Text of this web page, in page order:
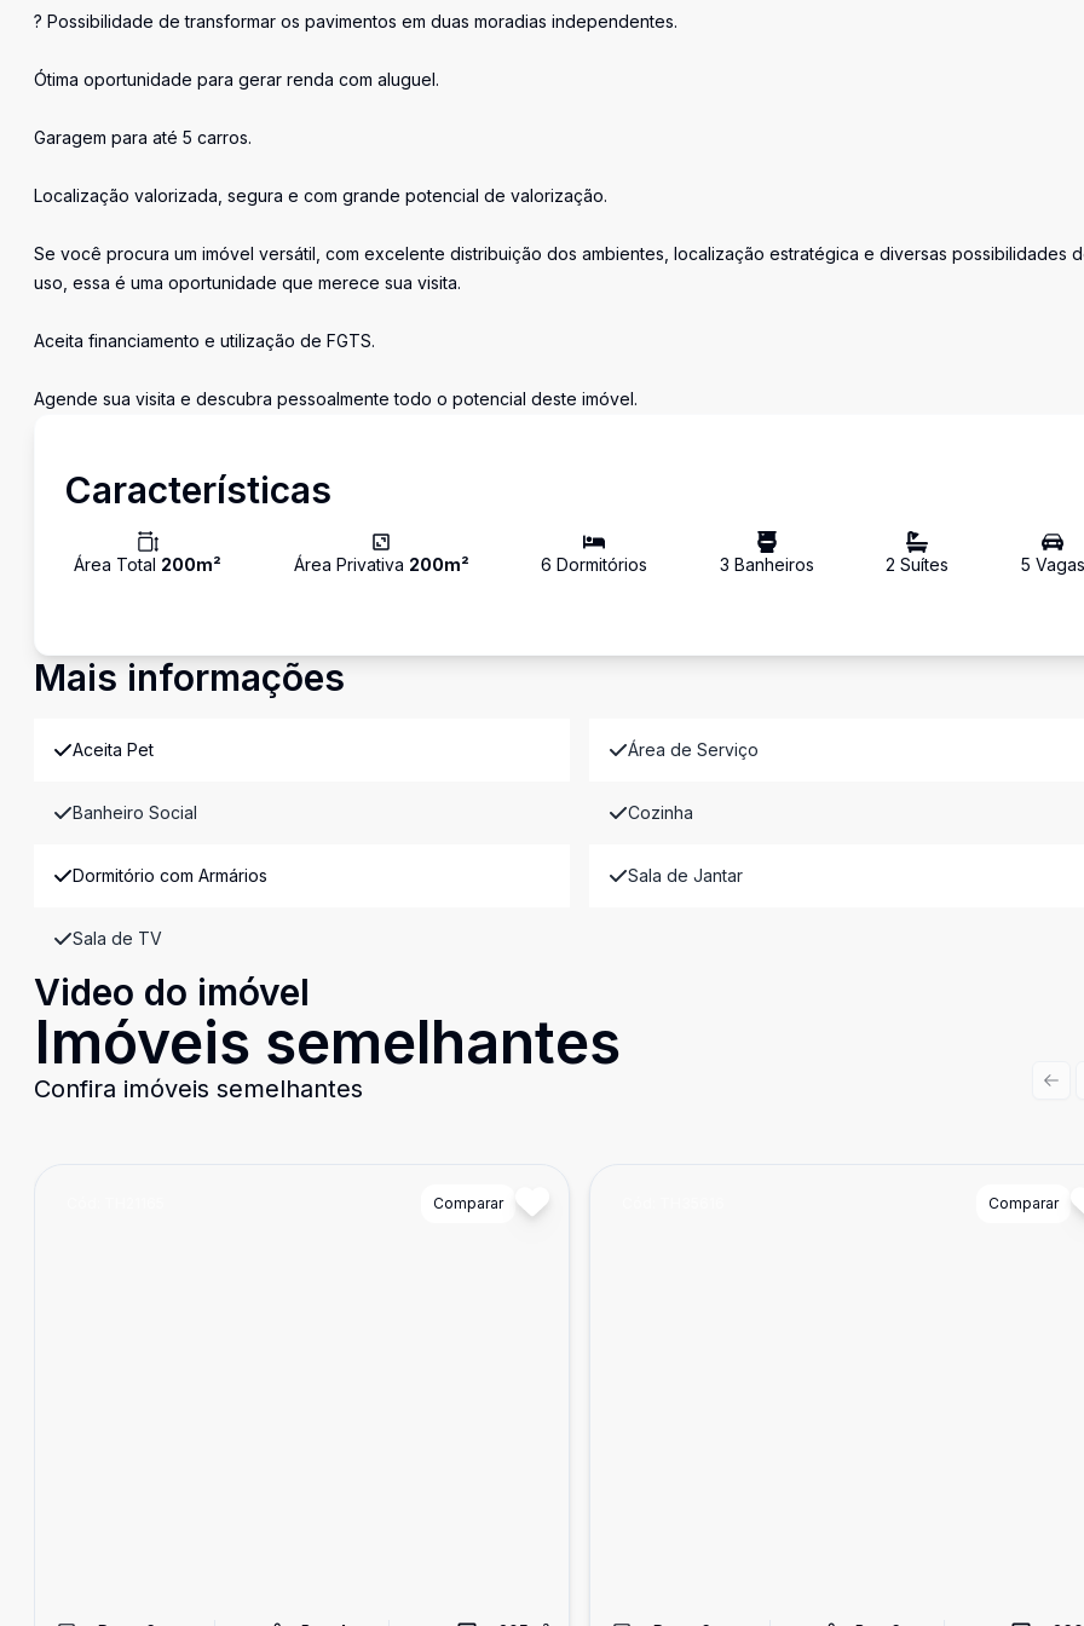
? Possibilidade de transformar os pavimentos em duas moradias independentes.
Ótima oportunidade para gerar renda com aluguel.
Garagem para até 5 carros.
Localização valorizada, segura e com grande potencial de valorização.
Se você procura um imóvel versátil, com excelente distribuição dos ambientes, localização estratégica e diversas possibilidades
uso, essa é uma oportunidade que merece sua visita.
Aceita financiamento e utilização de FGTS.
Agende sua visita e descubra pessoalmente todo o potencial deste imóvel.
Características
Área Total 200m² Área Privativa 200m² 6 Dormitórios 3 Banheiros 2 Suítes 5 Vagas
Mais informações
Aceita Pet Área de Serviço
Banheiro Social Cozinha
Dormitório com Armários Sala de Jantar
Sala de TV
Video do imóvel
Imóveis semelhantes
Confira imóveis semelhantes
Comparar Comparar